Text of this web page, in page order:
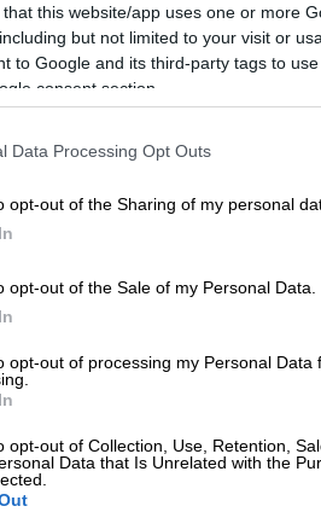
that this website/app uses one or more
but not limited to your visit or
to Google and its third-party tags to
consent section.
Data Processing Opt Outs
opt-out of the Sharing of my personal
opt-out of the Sale of my Personal Data.
opt-out of processing my Personal Data
opt-out of Collection, Use, Retention,
Data that Is Unrelated with the
οργάνου διοίκησης της
κοροναιού που
σε νευραλγικούς
η προμήθεια
χθες Σάββατο 14
χορήγηση της άδειας
για
: